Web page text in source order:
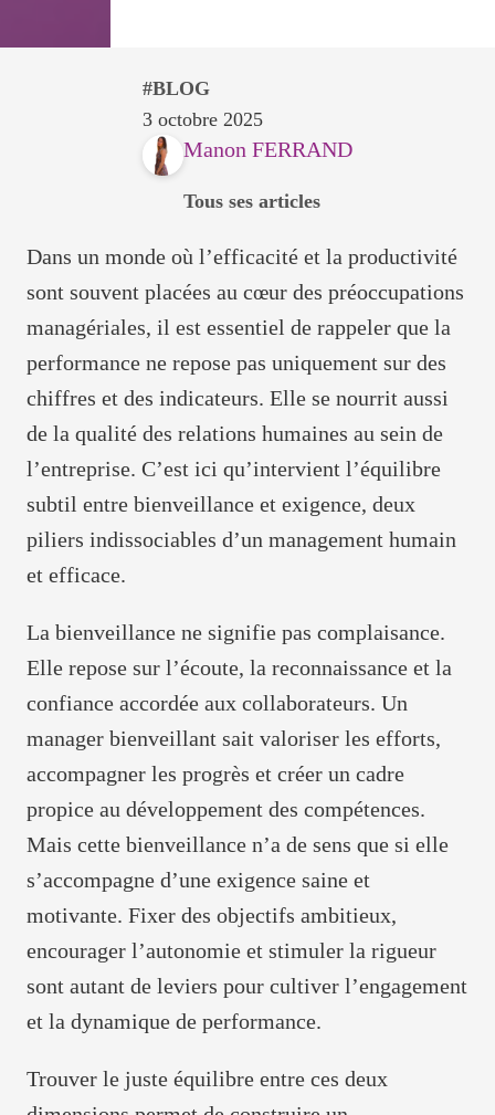
BLOG
3 octobre 2025
Manon FERRAND
Tous ses articles
Dans un monde où l’efficacité et la productivité
sont souvent placées au cœur des préoccupations
managériales, il est essentiel de rappeler que la
performance ne repose pas uniquement sur des
chiffres et des indicateurs. Elle se nourrit aussi
de la qualité des relations humaines au sein de
l’entreprise. C’est ici qu’intervient l’équilibre
subtil entre bienveillance et exigence, deux
piliers indissociables d’un management humain
et efficace.
La bienveillance ne signifie pas complaisance.
Elle repose sur l’écoute, la reconnaissance et la
confiance accordée aux collaborateurs. Un
manager bienveillant sait valoriser les efforts,
accompagner les progrès et créer un cadre
propice au développement des compétences.
Mais cette bienveillance n’a de sens que si elle
s’accompagne d’une exigence saine et
motivante. Fixer des objectifs ambitieux,
encourager l’autonomie et stimuler la rigueur
sont autant de leviers pour cultiver l’engagement
et la dynamique de performance.
Trouver le juste équilibre entre ces deux